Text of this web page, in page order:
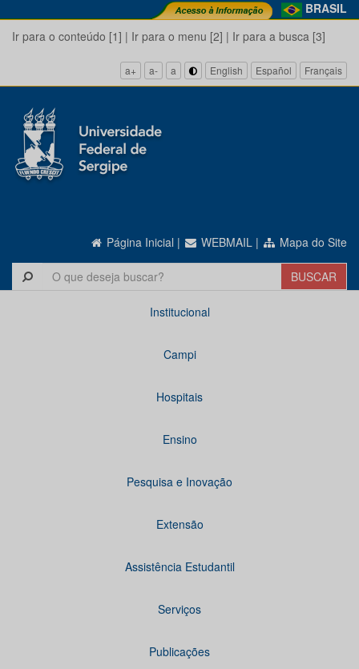
BRASIL
Ir para o conteúdo [1] | Ir para o menu [2] | Ir para a busca [3]
a+ a- a English Español Français
Página Inicial | WEBMAIL | Mapa do Site
Institucional
Campi
Hospitais
Ensino
Pesquisa e Inovação
Extensão
Assistência Estudantil
Serviços
Publicações